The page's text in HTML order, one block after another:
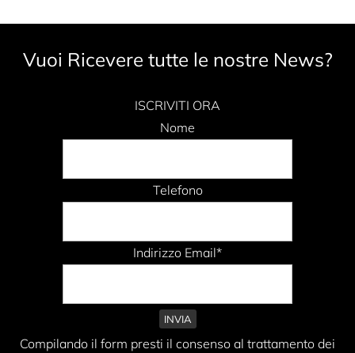
Vuoi Ricevere tutte le nostre News?
ISCRIVITI ORA
Nome
Telefono
Indirizzo Email*
Compilando il form presti il consenso al trattamento dei